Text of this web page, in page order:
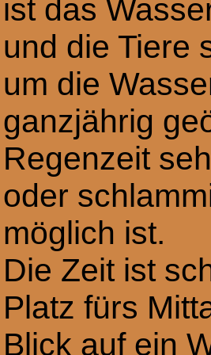
ist das
und die Tiere
um die
ganzjährig
Regenzeit
oder
möglich ist.
Die Zeit ist
Platz fürs
Blick auf ein